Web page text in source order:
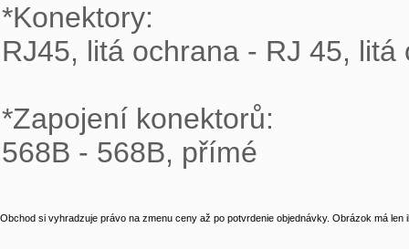
*Konektory:
RJ45, litá ochrana - RJ 45, litá
*Zapojení konektorů:
568B - 568B, přímé
Obchod si vyhradzuje právo na zmenu ceny až po potvrdenie objednávky. Obrázok má len